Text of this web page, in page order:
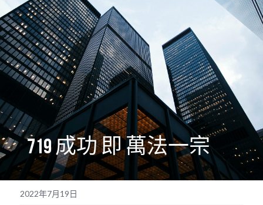
訂閱方案
線上商店
免費會員專區
VIP會員專區
歡迎來電
POWERED BY
719 成功 即 萬法一宗
2022年7月19日